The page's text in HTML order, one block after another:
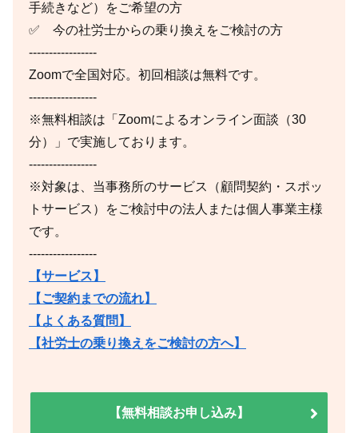
手続きなど）をご希望の方
✅ 今の社労士からの乗り換えをご検討の方
-----------------
Zoomで全国対応。初回相談は無料です。
-----------------
※無料相談は「Zoomによるオンライン面談（30
分）」で実施しております。
-----------------
※対象は、当事務所のサービス（顧問契約・スポッ
トサービス）をご検討中の法人または個人事業主様
です。
-----------------
【サービス】
【ご契約までの流れ】
【よくある質問】
【社労士の乗り換えをご検討の方へ】
【無料相談お申し込み】